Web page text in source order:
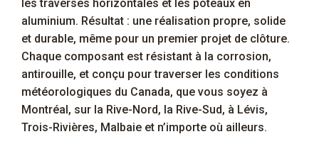
les traverses horizontales et les poteaux en
aluminium. Résultat : une réalisation propre, solide
et durable, même pour un premier projet de clôture.
Chaque composant est résistant à la corrosion,
antirouille, et conçu pour traverser les conditions
météorologiques du Canada, que vous soyez à
Montréal, sur la Rive-Nord, la Rive-Sud, à Lévis,
Trois-Rivières, Malbaie et n’importe où ailleurs.